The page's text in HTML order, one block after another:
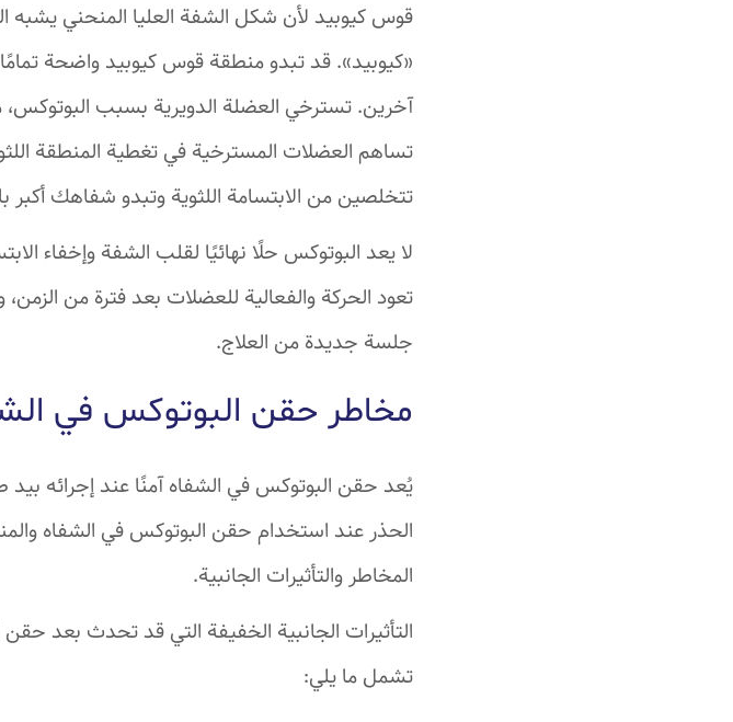
قوس كيوبيد لأن شكل الشفة العليا المنحني يشبه
«كيوبيد». قد تبدو منطقة قوس كيوبيد واضحة
آخرين. تسترخي العضلة الدويرية بسبب البوتوكس،
تساهم العضلات المسترخية في تغطية المنطقة
تتخلصين من الابتسامة اللثوية وتبدو شفاهك أكبر
تعود الحركة والفعالية للعضلات بعد فترة من
جلسة جديدة من العلاج.
مخاطر حقن البوتوكس في
يُعد حقن البوتوكس في الشفاه آمنًا عند إجرائه
الحذر عند استخدام حقن البوتوكس في الشفاه
المخاطر والتأثيرات الجانبية.
التأثيرات الجانبية الخفيفة التي قد تحدث بعد
تشمل ما يلي: